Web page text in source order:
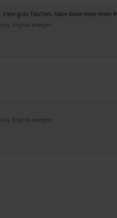
Viele gute Taschen. Habe diese Hose
Original anzeigen.
Original anzeigen.